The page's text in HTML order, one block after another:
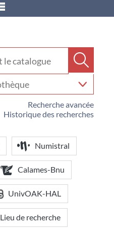
???
Recherche avancée
Historique des recherches
Numistral
Calames-Bnu
UnivOAK-HAL
Lieu de recherche